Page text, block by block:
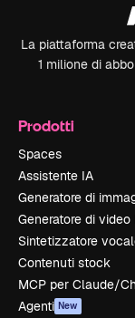
La piattaforma
1 milione di
Prodotti
Spaces
Assistente IA
Generatore di
Generatore di video
Sintetizzatore
Contenuti stock
MCP per Claude/
Agenti New